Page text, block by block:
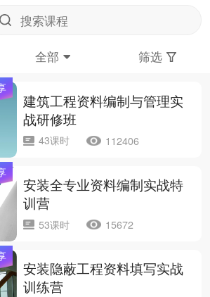
全部 筛选
建筑工程资料编制与管理实
战研修班
43课时 112406
安装全专业资料编制实战特
训营
53课时 15672
安装隐蔽工程资料填写实战
训练营